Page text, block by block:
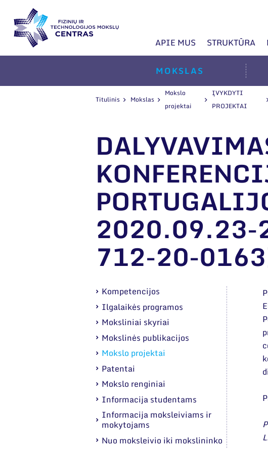
APIE MUS STRUKTŪRA
MOKSLAS
Titulinis Mokslas
Mokslo
projektai
ĮVYKDYTI
PROJEKTAI
2020.09.23-
712-20-
Kompetencijos
Ilgalaikės programos
Moksliniai skyriai
Mokslinės publikacijos
Mokslo projektai
Patentai
Mokslo renginiai
Informacija studentams
Informacija moksleiviams ir
mokytojams
Nuo moksleivio iki mokslininko